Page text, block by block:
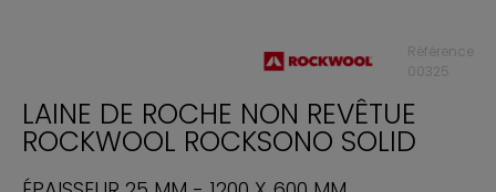
Référence
00325
LAINE DE ROCHE NON REVÊTUE
ROCKWOOL ROCKSONO SOLID